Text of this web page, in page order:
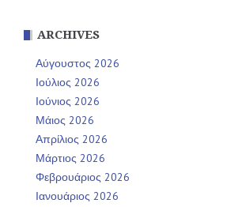
ARCHIVES
Αύγουστος 2026
Ιούλιος 2026
Ιούνιος 2026
Μάιος 2026
Απρίλιος 2026
Μάρτιος 2026
Φεβρουάριος 2026
Ιανουάριος 2026